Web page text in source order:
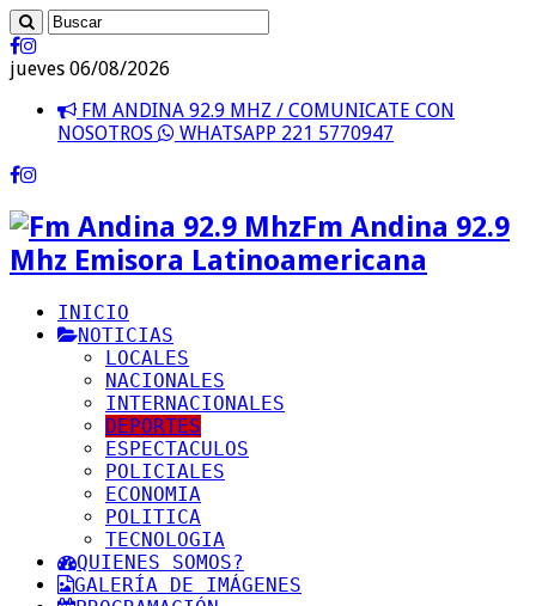
jueves 06/08/2026
FM ANDINA 92.9 MHZ / COMUNICATE CON
NOSOTROS
WHATSAPP 221 5770947
Fm Andina 92.9
Mhz Emisora Latinoamericana
INICIO
NOTICIAS
LOCALES
NACIONALES
INTERNACIONALES
DEPORTES
ESPECTACULOS
POLICIALES
ECONOMIA
POLITICA
TECNOLOGIA
QUIENES SOMOS?
GALERÍA DE IMÁGENES